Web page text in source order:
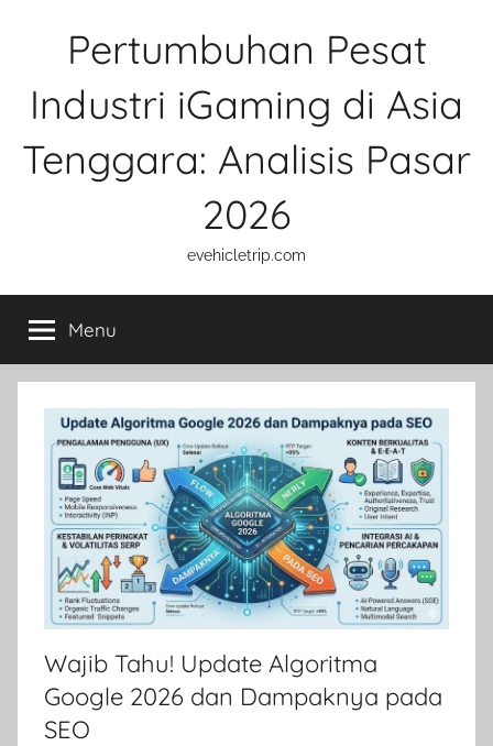
Pertumbuhan Pesat
Industri iGaming di Asia
Tenggara: Analisis Pasar
2026
evehicletrip.com
Menu
Wajib Tahu! Update Algoritma
Google 2026 dan Dampaknya pada
SEO